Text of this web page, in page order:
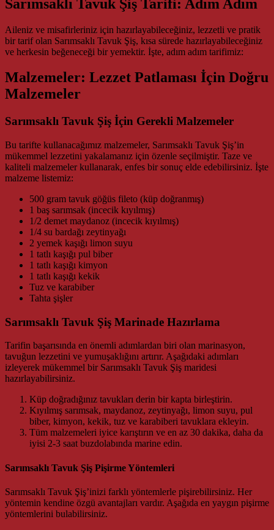
Sarımsaklı Tavuk Şiş Tarifi: Adım Adım
Aileniz ve misafirleriniz için hazırlayabileceğiniz, lezzetli ve pratik
bir tarif olan Sarımsaklı Tavuk Şiş, kısa sürede hazırlayabileceğiniz
ve herkesin beğeneceği bir yemektir. İşte, adım adım tarifimiz:
Malzemeler: Lezzet Patlaması İçin Doğru
Malzemeler
Sarımsaklı Tavuk Şiş İçin Gerekli Malzemeler
Bu tarifte kullanacağımız malzemeler, Sarımsaklı Tavuk Şiş’in
mükemmel lezzetini yakalamanız için özenle seçilmiştir. Taze ve
kaliteli malzemeler kullanarak, enfes bir sonuç elde edebilirsiniz. İşte
malzeme listemiz:
500 gram tavuk göğüs fileto (küp doğranmış)
1 baş sarımsak (incecik kıyılmış)
1/2 demet maydanoz (incecik kıyılmış)
1/4 su bardağı zeytinyağı
2 yemek kaşığı limon suyu
1 tatlı kaşığı pul biber
1 tatlı kaşığı kimyon
1 tatlı kaşığı kekik
Tuz ve karabiber
Tahta şişler
Sarımsaklı Tavuk Şiş Marinade Hazırlama
Tarifin başarısında en önemli adımlardan biri olan marinasyon,
tavuğun lezzetini ve yumuşaklığını artırır. Aşağıdaki adımları
izleyerek mükemmel bir Sarımsaklı Tavuk Şiş maridesi
hazırlayabilirsiniz.
Küp doğradığınız tavukları derin bir kapta birleştirin.
Kıyılmış sarımsak, maydanoz, zeytinyağı, limon suyu, pul
biber, kimyon, kekik, tuz ve karabiberi tavuklara ekleyin.
Tüm malzemeleri iyice karıştırın ve en az 30 dakika, daha da
iyisi 2-3 saat buzdolabında marine edin.
Sarımsaklı Tavuk Şiş Pişirme Yöntemleri
Sarımsaklı Tavuk Şiş’inizi farklı yöntemlerle pişirebilirsiniz. Her
yöntemin kendine özgü avantajları vardır. Aşağıda en yaygın pişirme
yöntemlerini bulabilirsiniz.